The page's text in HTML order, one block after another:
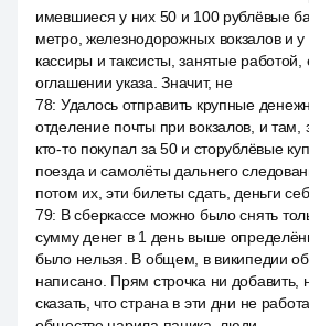
имевшиеся у них 50 и 100 рублёвые
метро, железнодорожных вокзалов и у
кассиры и таксисты, занятые
оглашении указа. Значит, не
78: Удалось отправить крупные
отделение почты при вокзалов, и там,
кто-то покупал за 50 и сторублёвые
поезда и самолёты дальнего
потом их, эти билеты сдать, деньги
79: В сберкассе можно было снять
сумму денег в 1 день выше
было нельзя. В общем, в википедии
написано. Прям строчка ни добавить,
сказать, что страна в эти дни не